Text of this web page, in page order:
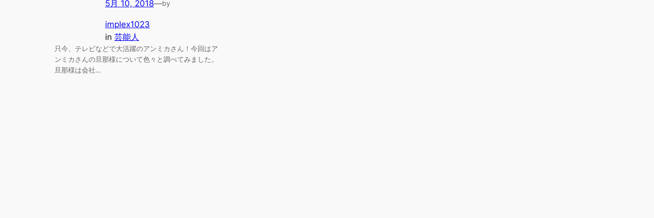
5月 10, 2018—by
implex1023
in 芸能人
只今、テレビなどで大活躍のアンミカさん！今回はア
ンミカさんの旦那様について色々と調べてみました。
旦那様は会社…